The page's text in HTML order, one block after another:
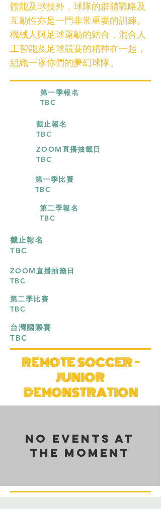
體能及球技外，球隊的群體戰略及
互動性亦是一門非常重要的訓練。
機械人與足球運動的結合，混合人
工智能及足球競賽的精神在一起，
組織一隊你們的夢幻球隊。
​第一季報名
TBC
截止報名
TBC
ZOOM直播抽籤日
TBC
第一季比賽
TBC
​第二季報名
TBC
截止報名
TBC
ZOOM直播抽籤日
TBC
第二季比賽
TBC
台灣國際賽
TBC
REMOTE SOCCER -
JUNIOR
DEMONSTRATION
No events at
the moment